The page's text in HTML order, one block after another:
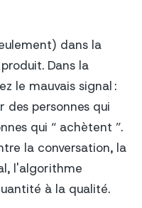
dans la
Dans la
le mauvais signal :
des personnes qui
qui “ achètent ”.
la conversation, la
l'algorithme
à la qualité.